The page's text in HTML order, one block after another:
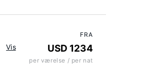
Vis
FRA
USD 1234
per værelse / per nat